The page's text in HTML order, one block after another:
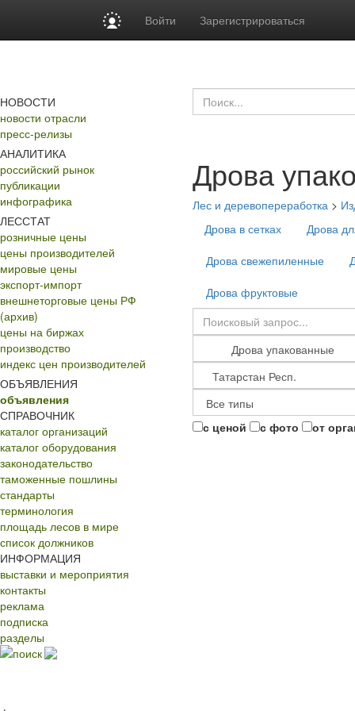
Войти Зарегистрироваться
НОВОСТИ
новости отрасли
пресс-релизы
АНАЛИТИКА
российский рынок
публикации
инфографика
ЛЕССТАТ
розничные цены
цены производителей
мировые цены
экспорт-импорт
внешнеторговые цены РФ
(архив)
цены на биржах
производство
индекс цен производителей
ОБЪЯВЛЕНИЯ
объявления
СПРАВОЧНИК
каталог организаций
каталог оборудования
законодательство
таможенные пошлины
стандарты
терминология
площадь лесов в мире
список должников
ИНФОРМАЦИЯ
выставки и мероприятия
контакты
реклама
подписка
разделы
поиск
Дрова
Лес и деревопереработка >
Дрова в сетках
Дрова
Дрова свежепиленные
Дрова фруктовые
с ценой с фото от